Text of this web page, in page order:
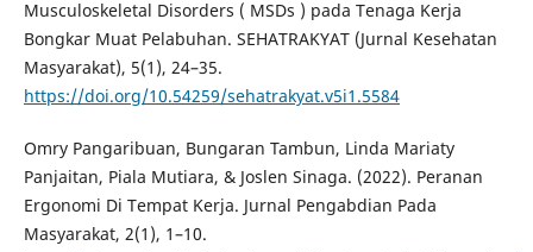
Musculoskeletal Disorders ( MSDs ) pada Tenaga Kerja
Bongkar Muat Pelabuhan. SEHATRAKYAT (Jurnal Kesehatan
Masyarakat), 5(1), 24–35.
https://doi.org/10.54259/sehatrakyat.v5i1.5584
Omry Pangaribuan, Bungaran Tambun, Linda Mariaty
Panjaitan, Piala Mutiara, & Joslen Sinaga. (2022). Peranan
Ergonomi Di Tempat Kerja. Jurnal Pengabdian Pada
Masyarakat, 2(1), 1–10.